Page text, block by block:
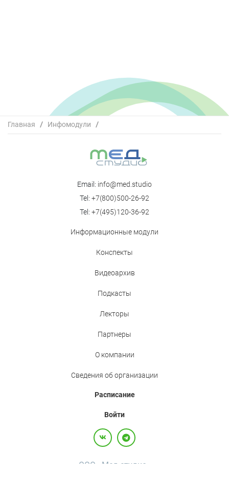
Главная / Инфомодули
/
Неинвазивная ИВЛ при COVID-19: возможности
Email: info@med.studio
Tel: +7(800)500-26-92
Tel: +7(495)120-36-92
Информационные модули
Конспекты
Видеоархив
Подкасты
Лекторы
Партнеры
О компании
Сведения об организации
Расписание
Войти
ООО «Мед.студио»